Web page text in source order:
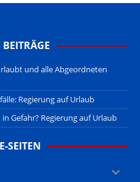
BEITRÄGE
und alle Abgeordneten
Regierung auf Urlaub
Gefahr? Regierung auf Urlaub
SEITEN